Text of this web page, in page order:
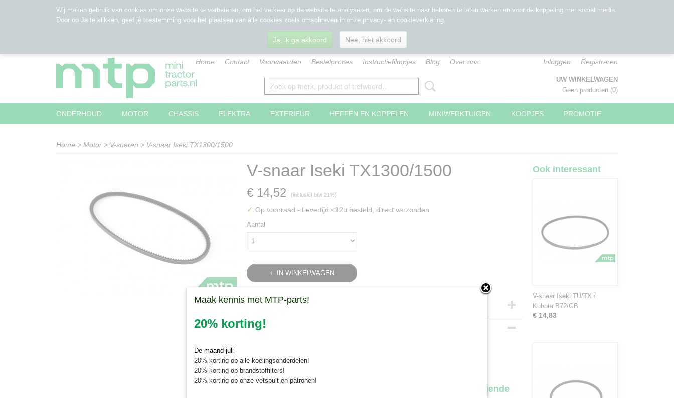
Home Contact Voorwaarden Bestelproces Instructiefilmpjes Blog Over ons Inloggen Registreren
UW WINKELWAGEN
Geen producten (0)
ONDERHOUD MOTOR CHASSIS ELEKTRA EXTERIEUR HEFFEN EN KOPPELEN MINIWERKTUIGEN KOOPJES PROMOTIE
Home > Motor > V-snaren > V-snaar Iseki TX1300/1500
V-snaar Iseki TX1300/1500
€ 14,52 (inclusief btw 21%)
✓ Op voorraad - Levertijd <12u besteld, direct verzonden
Aantal
IN WINKELWAGEN
Specificaties
Bruto gewicht
Omschrijving
De V-snaar Iseki TX1300/1500 koopt u velig en snel online bij Minitractorparts.
Onze V-snaar Iseki TX1300/1500 is geschikt voor de volgende
Ook interessant
V-snaar Iseki TU/TX /
Kubota B72/GB
€ 14,83
Wij maken gebruik van cookies om onze website te verbeteren, om het verkeer op de website te analyseren, om de website naar behoren te laten werken en voor de koppeling met social media.
Door op Ja te klikken, geef je toestemming voor het plaatsen van alle cookies zoals omschreven in onze privacy- en cookieverklaring.
Ja, ik ga akkoord Nee, niet akkoord
Maak kennis met MTP-parts!
20% korting!
De maand juli
20% korting op alle koelingsonderdelen!
20% korting op brandstoffilters!
20% korting op onze vetspuit en patronen!